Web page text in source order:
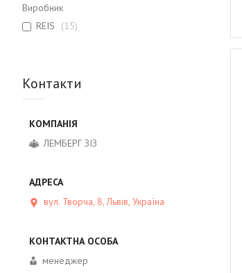
Виробник
REIS
15
Контакти
ЛЕМБЕРГ ЗІЗ
вул. Творча, 8, Львів, Україна
менеджер